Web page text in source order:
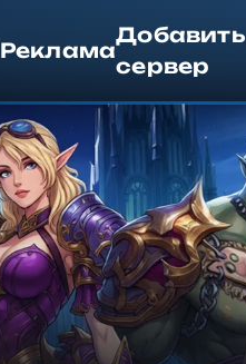
Реклама
Добавить
сервер